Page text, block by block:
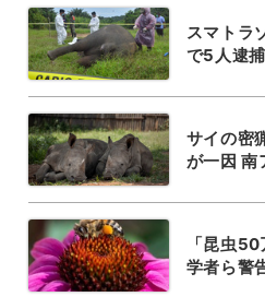
スマトラ
で5人逮
サイの密
が一因 南
「昆虫
学者ら警